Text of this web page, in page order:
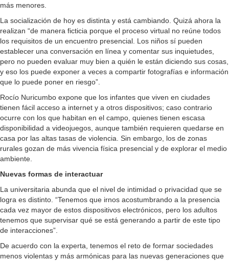
más menores.
La socialización de hoy es distinta y está cambiando. Quizá ahora la
realizan “de manera ficticia porque el proceso virtual no reúne todos
los requisitos de un encuentro presencial. Los niños sí pueden
establecer una conversación en línea y comentar sus inquietudes,
pero no pueden evaluar muy bien a quién le están diciendo sus cosas,
y eso los puede exponer a veces a compartir fotografías e información
que lo puede poner en riesgo”.
Rocío Nuricumbo expone que los infantes que viven en ciudades
tienen fácil acceso a internet y a otros dispositivos; caso contrario
ocurre con los que habitan en el campo, quienes tienen escasa
disponibilidad a videojuegos, aunque también requieren quedarse en
casa por las altas tasas de violencia. Sin embargo, los de zonas
rurales gozan de más vivencia física presencial y de explorar el medio
ambiente.
Nuevas formas de interactuar
La universitaria abunda que el nivel de intimidad o privacidad que se
logra es distinto. “Tenemos que irnos acostumbrando a la presencia
cada vez mayor de estos dispositivos electrónicos, pero los adultos
tenemos que supervisar qué se está generando a partir de este tipo
de interacciones”.
De acuerdo con la experta, tenemos el reto de formar sociedades
menos violentas y más armónicas para las nuevas generaciones que